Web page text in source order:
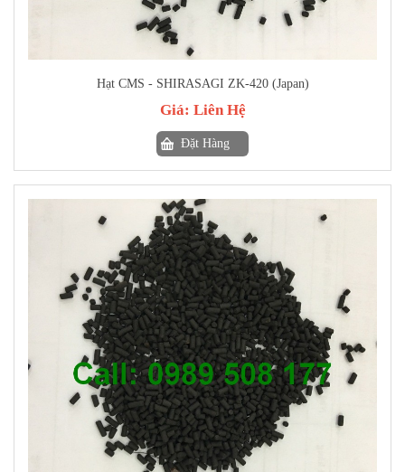
Hạt CMS - SHIRASAGI ZK-420 (Japan)
Giá: Liên Hệ
Đặt Hàng